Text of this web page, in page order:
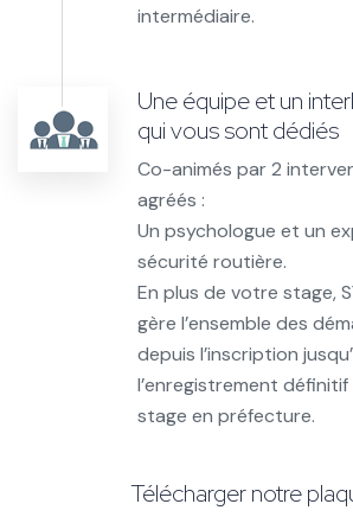
intermédiaire.
Une équipe et un
qui vous sont dédiés
Co-animés par 2
agréés :
Un psychologue et un
sécurité routière.
En plus de votre stage,
gère l’ensemble des
depuis l’inscription
l’enregistrement
stage en préfecture.
Télécharger notre